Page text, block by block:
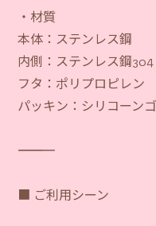
・材質
本体：ステンレス鋼
内側：ステンレス鋼304
フタ：ポリプロピレン
パッキン：シリコーン
―――――――――――
■ ご利用シーン